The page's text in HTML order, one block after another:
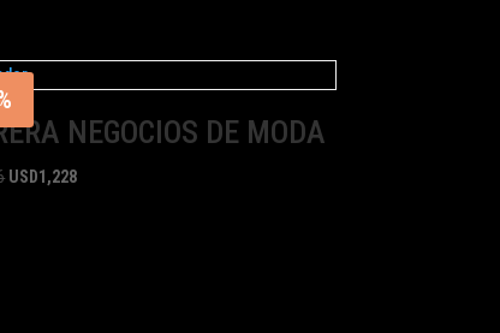
NEGOCIOS DE MODA
USD1,228